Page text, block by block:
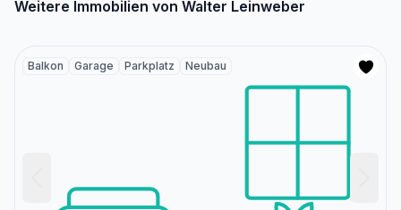
Weitere Immobilien von Walter Leinweber
Balkon Garage Parkplatz Neubau